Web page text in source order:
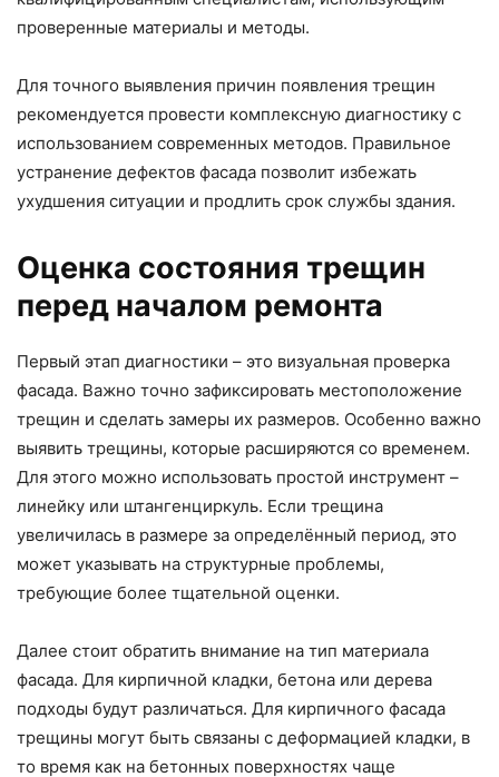
проверенные материалы и методы.
Для точного выявления причин появления трещин
рекомендуется провести комплексную диагностику с
использованием современных методов. Правильное
устранение дефектов фасада позволит избежать
ухудшения ситуации и продлить срок службы здания.
Оценка состояния трещин
перед началом ремонта
Первый этап диагностики – это визуальная проверка
фасада. Важно точно зафиксировать местоположение
трещин и сделать замеры их размеров. Особенно важно
выявить трещины, которые расширяются со временем.
Для этого можно использовать простой инструмент –
линейку или штангенциркуль. Если трещина
увеличилась в размере за определённый период, это
может указывать на структурные проблемы,
требующие более тщательной оценки.
Далее стоит обратить внимание на тип материала
фасада. Для кирпичной кладки, бетона или дерева
подходы будут различаться. Для кирпичного фасада
трещины могут быть связаны с деформацией кладки, в
то время как на бетонных поверхностях чаще